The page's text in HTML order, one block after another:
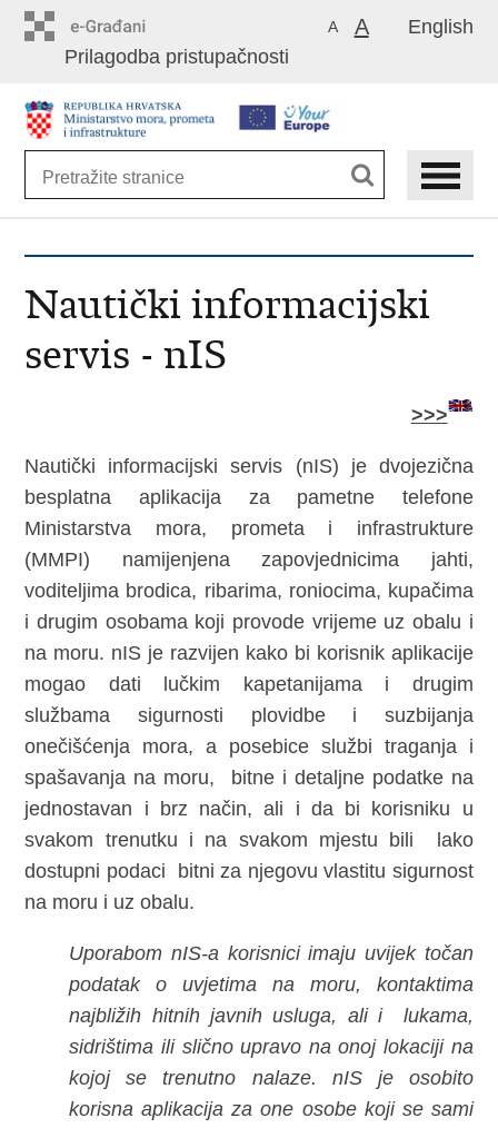
sadržaj
English
A A
Prilagodba pristupačnosti
Nautički informacijski
servis - nIS
>>>
Nautički informacijski servis (nIS) je dvojezična
besplatna aplikacija za pametne telefone
Ministarstva mora, prometa i infrastrukture
(MMPI) namijenjena zapovjednicima jahti,
voditeljima brodica, ribarima, roniocima, kupačima
i drugim osobama koji provode vrijeme uz obalu i
na moru. nIS je razvijen kako bi korisnik aplikacije
mogao dati lučkim kapetanijama i drugim
službama sigurnosti plovidbe i suzbijanja
onečišćenja mora, a posebice službi traganja i
spašavanja na moru, bitne i detaljne podatke na
jednostavan i brz način, ali i da bi korisniku u
svakom trenutku i na svakom mjestu bili lako
dostupni podaci bitni za njegovu vlastitu sigurnost
na moru i uz obalu.
Uporabom nIS-a korisnici imaju uvijek točan
podatak o uvjetima na moru, kontaktima
najbližih hitnih javnih usluga, ali i lukama,
sidrištima ili slično upravo na onoj lokaciji na
kojoj se trenutno nalaze. nIS je osobito
korisna aplikacija za one osobe koji se sami